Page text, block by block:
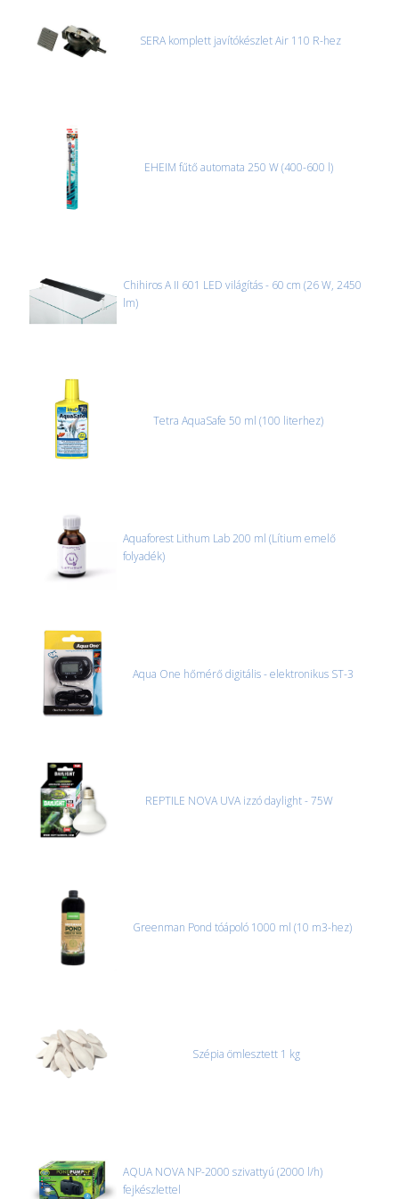
SERA komplett javítókészlet Air 110 R-hez
EHEIM fűtő automata 250 W (400-600 l)
Chihiros A II 601 LED világítás - 60 cm (26 W, 2450
lm)
Tetra AquaSafe 50 ml (100 literhez)
Aquaforest Lithum Lab 200 ml (Lítium emelő
folyadék)
Aqua One hőmérő digitális - elektronikus ST-3
REPTILE NOVA UVA izzó daylight - 75W
Greenman Pond tóápoló 1000 ml (10 m3-hez)
Szépia ömlesztett 1 kg
AQUA NOVA NP-2000 szivattyú (2000 l/h)
fejkészlettel